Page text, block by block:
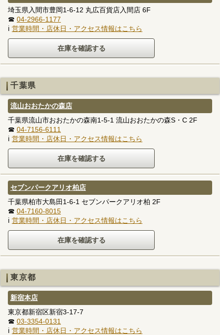
埼玉県入間市豊岡1-6-12 丸広百貨店入間店 6F
☎ 04-2966-1177
ℹ 営業時間・店休日・アクセス情報はこちら
千葉県
流山おおたかの森店
千葉県流山市おおたかの森南1-5-1 流山おおたかの森S・C 2F
☎ 04-7156-6111
ℹ 営業時間・店休日・アクセス情報はこちら
セブンパークアリオ柏店
千葉県柏市大島田1-6-1 セブンパークアリオ柏 2F
☎ 04-7160-8015
ℹ 営業時間・店休日・アクセス情報はこちら
東京都
新宿本店
東京都新宿区新宿3-17-7
☎ 03-3354-0131
ℹ 営業時間・店休日・アクセス情報はこちら